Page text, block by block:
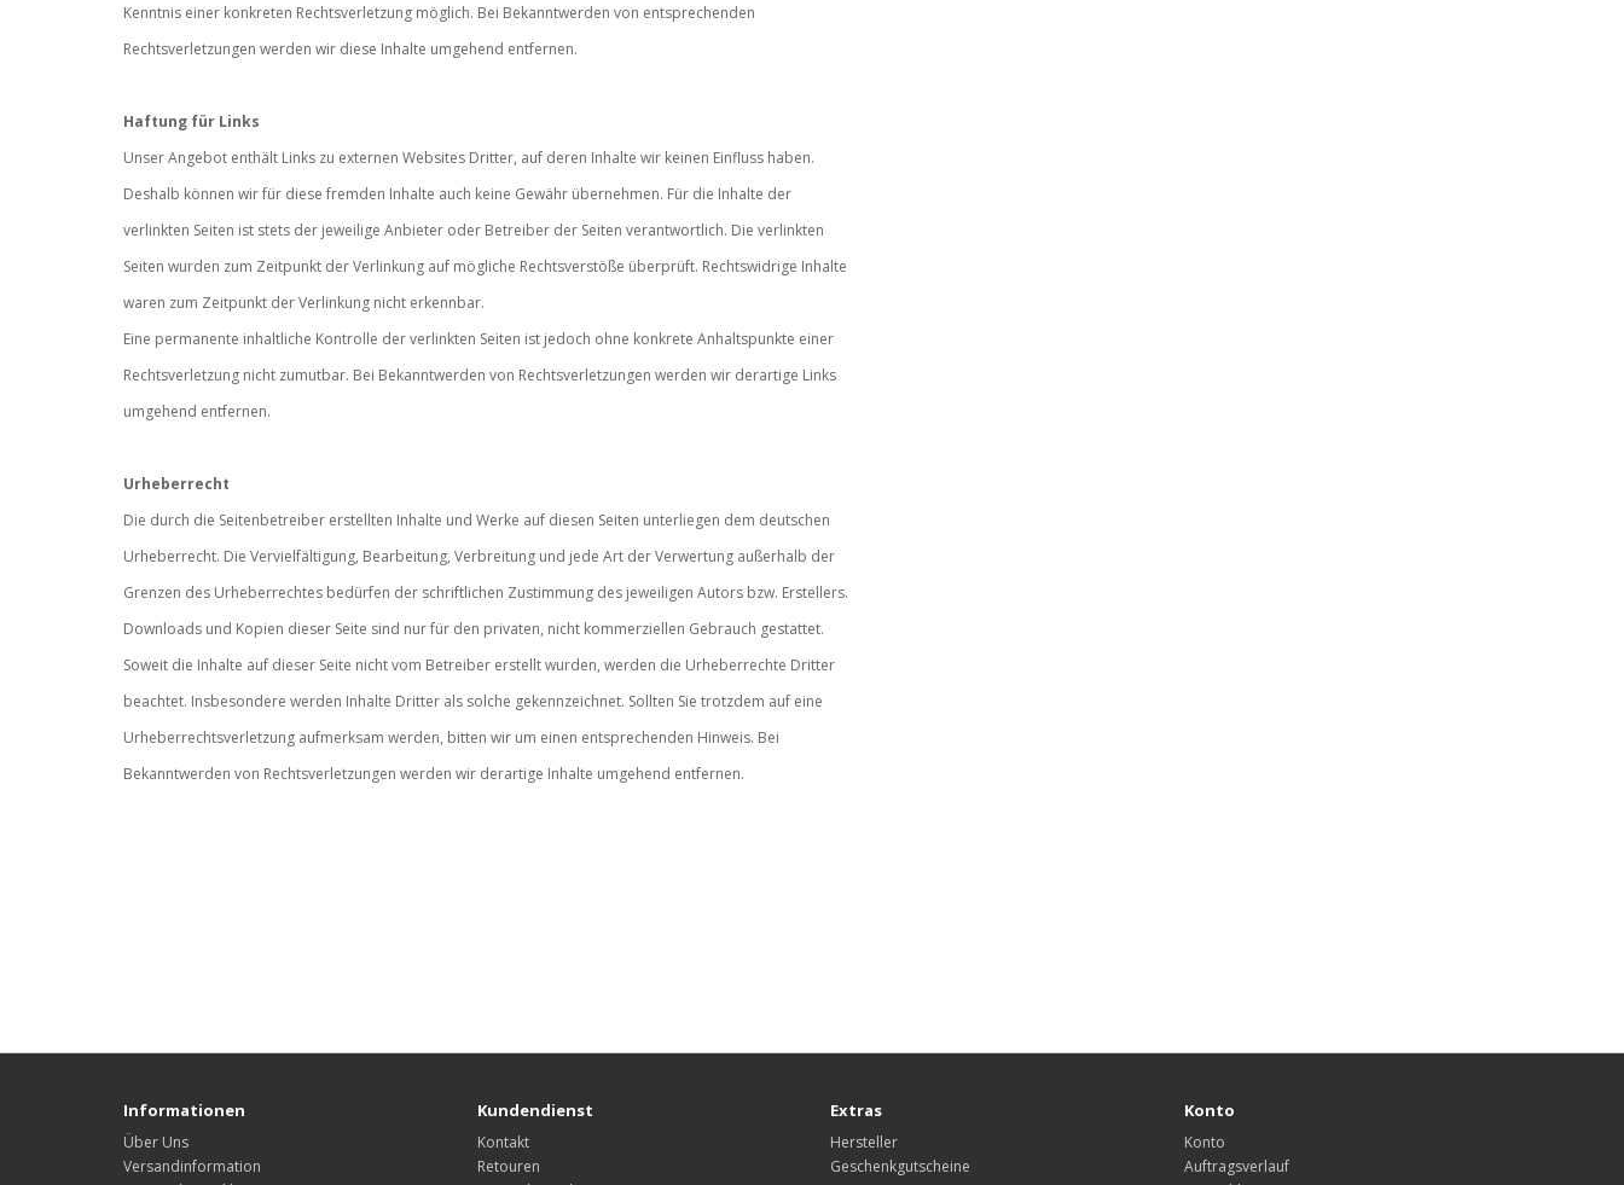
Kenntnis einer konkreten Rechtsverletzung möglich. Bei Bekanntwerden von entsprechenden
Rechtsverletzungen werden wir diese Inhalte umgehend entfernen.
Haftung für Links
Unser Angebot enthält Links zu externen Websites Dritter, auf deren Inhalte wir keinen Einfluss haben.
Deshalb können wir für diese fremden Inhalte auch keine Gewähr übernehmen. Für die Inhalte der
verlinkten Seiten ist stets der jeweilige Anbieter oder Betreiber der Seiten verantwortlich. Die verlinkten
Seiten wurden zum Zeitpunkt der Verlinkung auf mögliche Rechtsverstöße überprüft. Rechtswidrige Inhalte
waren zum Zeitpunkt der Verlinkung nicht erkennbar.
Eine permanente inhaltliche Kontrolle der verlinkten Seiten ist jedoch ohne konkrete Anhaltspunkte einer
Rechtsverletzung nicht zumutbar. Bei Bekanntwerden von Rechtsverletzungen werden wir derartige Links
umgehend entfernen.
Urheberrecht
Die durch die Seitenbetreiber erstellten Inhalte und Werke auf diesen Seiten unterliegen dem deutschen
Urheberrecht. Die Vervielfältigung, Bearbeitung, Verbreitung und jede Art der Verwertung außerhalb der
Grenzen des Urheberrechtes bedürfen der schriftlichen Zustimmung des jeweiligen Autors bzw. Erstellers.
Downloads und Kopien dieser Seite sind nur für den privaten, nicht kommerziellen Gebrauch gestattet.
Soweit die Inhalte auf dieser Seite nicht vom Betreiber erstellt wurden, werden die Urheberrechte Dritter
beachtet. Insbesondere werden Inhalte Dritter als solche gekennzeichnet. Sollten Sie trotzdem auf eine
Urheberrechtsverletzung aufmerksam werden, bitten wir um einen entsprechenden Hinweis. Bei
Bekanntwerden von Rechtsverletzungen werden wir derartige Inhalte umgehend entfernen.
Informationen
Über Uns
Versandinformation
Kundendienst
Kontakt
Retouren
Extras
Hersteller
Geschenkgutscheine
Konto
Konto
Auftragsverlauf